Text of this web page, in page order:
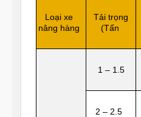
Loại xe
nâng hàng
Tải trọng
(Tấn
1 – 1.5
2 – 2.5